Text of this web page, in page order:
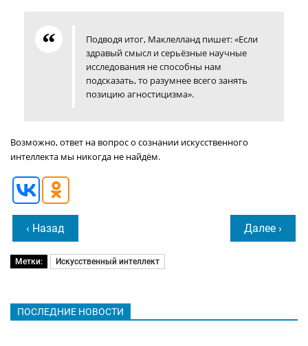
Подводя итог, Маклелланд пишет: «Если
здравый смысл и серьёзные научные
исследования не способны нам
подсказать, то разумнее всего занять
позицию агностицизма».
Возможно, ответ на вопрос о сознании искусственного
интеллекта мы никогда не найдём.
‹ Назад Далее ›
Метки: Искусственный интеллект
ПОСЛЕДНИЕ НОВОСТИ